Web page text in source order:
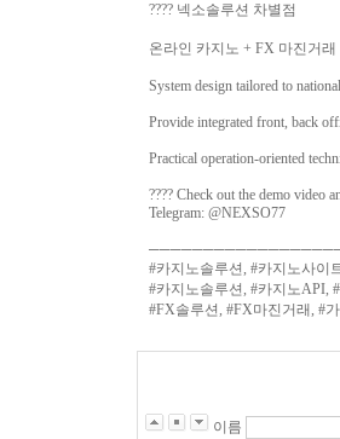
???? 넥소솔루션 차별점
온라인 카지노 + FX 마진거
System design tailored to
Provide integrated front, back
Practical operation-oriented
???? Check out the demo video
Telegram: @NEXSO77
#카지노솔루션, #카지노사이
#카지노솔루션, #카지노API,
#FX솔루션, #FX마진거래, #
이름